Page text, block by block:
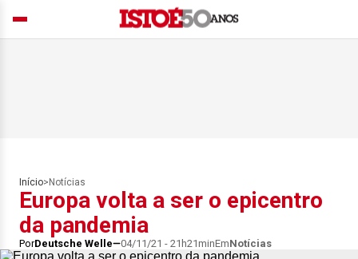
Início> Notícias
Europa volta a ser o epicentro
da pandemia
PorDeutsche Welle 04/11/21 - 21h21minEmNotícias